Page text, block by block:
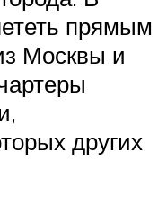
прямым
Москвы и
других